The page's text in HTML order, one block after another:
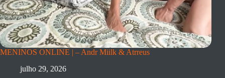
MENINOS ONLINE | – Andr Miilk & Atrreus
julho 29, 2026